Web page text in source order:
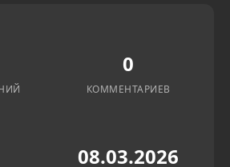
0
КОММЕНТАРИЕВ
08.03.2026